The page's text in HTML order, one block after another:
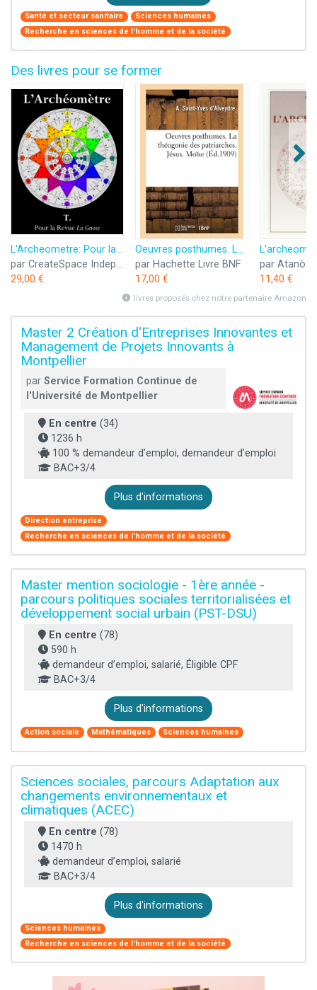
Santé et secteur sanitaire
Sciences humaines
Recherche en sciences de l'homme et de la société
Des livres pour se former
L'Archeometre: Pour la Revue La Gnose
par CreateSpace Independent Publishing Platform
29,00 €
Oeuvres posthumes. La théogonie des patriarches. Jésus. Moïse: Adaptations de l'archéomètre à une nouvelle traduction de l'Évangile de st Jean, du Sepher de Moïse
par Hachette Livre BNF
17,00 €
par Atanòr
11,40 €
livres proposés chez notre partenaire Amazon
Master 2 Création d'Entreprises Innovantes et
Management de Projets Innovants à
Montpellier
par Service Formation Continue de
l'Université de Montpellier
En centre (34)
1236 h
100 % demandeur d’emploi, demandeur d’emploi
BAC+3/4
Plus d'informations
Direction entreprise
Recherche en sciences de l'homme et de la société
Master mention sociologie - 1ère année -
parcours politiques sociales territorialisées et
développement social urbain (PST-DSU)
En centre (78)
590 h
demandeur d’emploi, salarié, Éligible CPF
BAC+3/4
Plus d'informations
Action sociale Mathématiques Sciences humaines
Sciences sociales, parcours Adaptation aux
changements environnementaux et
climatiques (ACEC)
En centre (78)
1470 h
demandeur d’emploi, salarié
BAC+3/4
Plus d'informations
Sciences humaines
Recherche en sciences de l'homme et de la société